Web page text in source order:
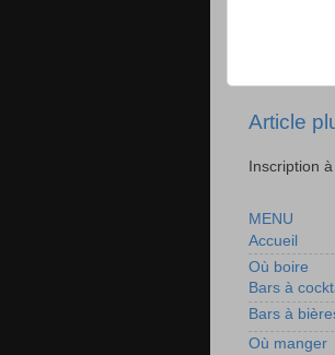
Article
Inscription à
MENU
Accueil
Où boire
Bars à
Bars à
Où manger